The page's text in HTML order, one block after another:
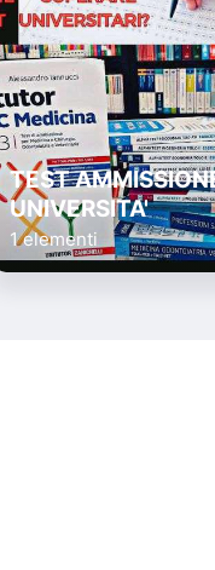
TEST
UNIVERSITA'
1 elementi